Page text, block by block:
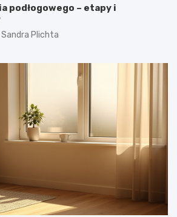
podłogowego – etapy i
Sandra Plichta